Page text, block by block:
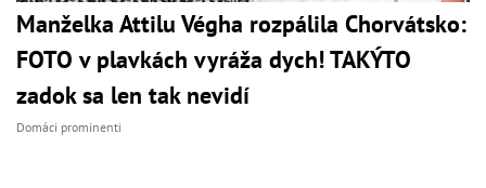
Manželka Attilu Végha rozpálila Chorvátsko:
FOTO v plavkách vyráža dych! TAKÝTO
zadok sa len tak nevidí
Domáci prominenti